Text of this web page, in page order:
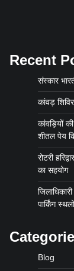
Recent
संस्कार
कांवड़
कांवड़ियों
शीतल पेय
रोटरी
का सहयोग
पार्किंग
Blog